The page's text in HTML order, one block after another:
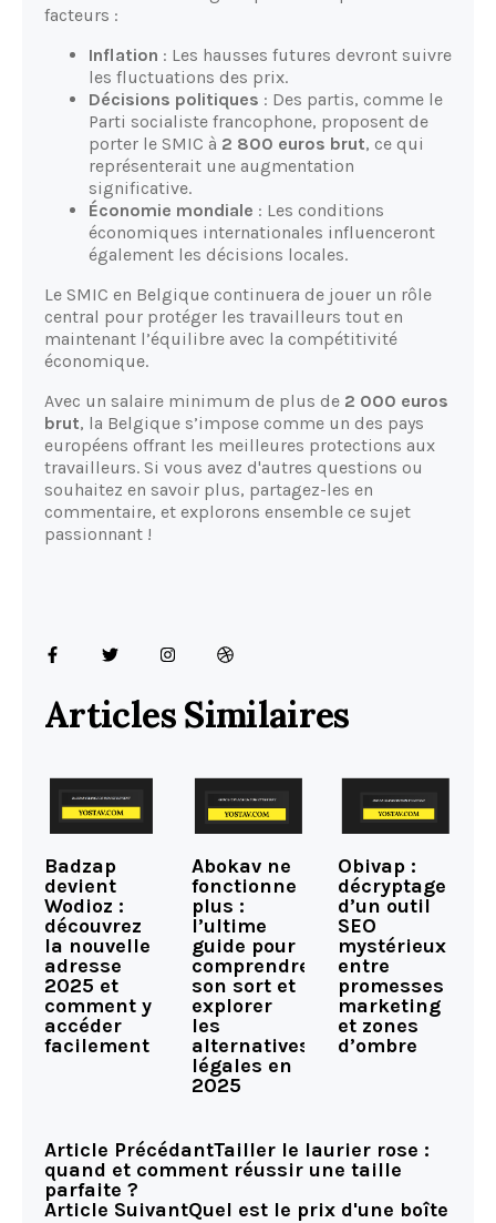
facteurs :
Inflation : Les hausses futures devront suivre
les fluctuations des prix.
Décisions politiques : Des partis, comme le
Parti socialiste francophone, proposent de
porter le SMIC à 2 800 euros brut, ce qui
représenterait une augmentation
significative.
Économie mondiale : Les conditions
économiques internationales influenceront
également les décisions locales.
Le SMIC en Belgique continuera de jouer un rôle
central pour protéger les travailleurs tout en
maintenant l’équilibre avec la compétitivité
économique.
Avec un salaire minimum de plus de 2 000 euros
brut, la Belgique s’impose comme un des pays
européens offrant les meilleures protections aux
travailleurs. Si vous avez d'autres questions ou
souhaitez en savoir plus, partagez-les en
commentaire, et explorons ensemble ce sujet
passionnant !
Articles Similaires
Badzap
devient
Wodioz :
découvrez
la nouvelle
adresse
2025 et
comment y
accéder
facilement
Abokav ne
fonctionne
plus :
l’ultime
guide pour
comprendre
son sort et
explorer
les
alternatives
légales en
2025
Obivap :
décryptage
d’un outil
SEO
mystérieux
entre
promesses
marketing
et zones
d’ombre
Article PrécédantTailler le laurier rose :
quand et comment réussir une taille
parfaite ?
Article SuivantQuel est le prix d'une boîte